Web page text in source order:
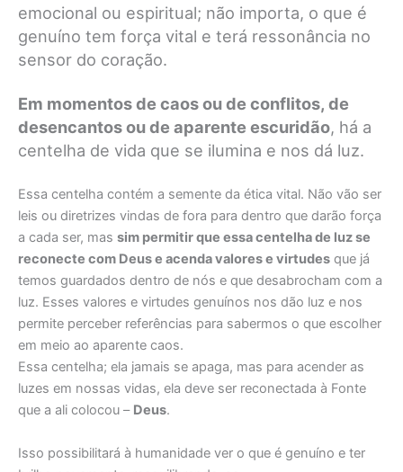
emocional ou espiritual; não importa, o que é
genuíno tem força vital e terá ressonância no
sensor do coração.
Em momentos de caos ou de conflitos, de
desencantos ou de aparente escuridão, há a
centelha de vida que se ilumina e nos dá luz.
Essa centelha contém a semente da ética vital. Não vão ser
leis ou diretrizes vindas de fora para dentro que darão força
a cada ser, mas sim permitir que essa centelha de luz se
reconecte com Deus e acenda valores e virtudes que já
temos guardados dentro de nós e que desabrocham com a
luz. Esses valores e virtudes genuínos nos dão luz e nos
permite perceber referências para sabermos o que escolher
em meio ao aparente caos.
Essa centelha; ela jamais se apaga, mas para acender as
luzes em nossas vidas, ela deve ser reconectada à Fonte
que a ali colocou – Deus.
Isso possibilitará à humanidade ver o que é genuíno e ter